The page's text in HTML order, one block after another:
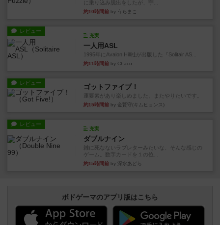
に乗り込み脱出をしたが、宇...
約10時間前 by うらまこ
レビュー
充実
一人用ASL
1995年にAvalon Hill社が出版した『Solitair AS...
約11時間前 by Chaco
レビュー ゴットファイブ！
運要素があり楽しめました。またやりたいです。
約15時間前 by 金賢守(キムヒョンス)
レビュー
充実
ダブルナイン
雑に死なないラブレターみたいな、そんな感じの
ゲーム。数字カードを１の位...
約15時間前 by 深水あどら
ボドゲーマのアプリ版はこちら